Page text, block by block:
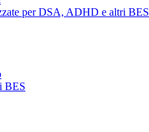
per DSA, ADHD e altri BES
BES